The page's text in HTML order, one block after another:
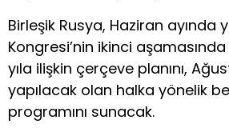
Birleşik Rusya, Haziran ayında
Kongresi’nin ikinci
yıla ilişkin çerçeve planını,
yapılacak olan halka yönelik
programını sunacak.